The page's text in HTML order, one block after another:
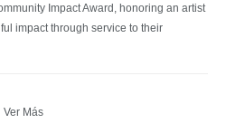
Impact Award, honoring an artist
impact through service to their
Ver Más